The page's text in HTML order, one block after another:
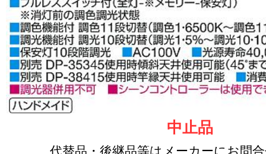
中止品
代替品・後継品等はメーカーにお問